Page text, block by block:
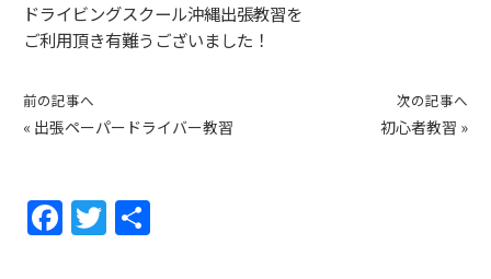
ドライビングスクール沖縄出張教習を
ご利用頂き有難うございました！
前の記事へ
« 出張ペーパードライバー教習
次の記事へ
初心者教習 »
F
a
T
w